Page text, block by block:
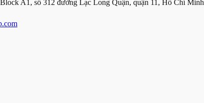
A1, số 312 đường Lạc Long Quận, quận 11, Hồ Chí Minh